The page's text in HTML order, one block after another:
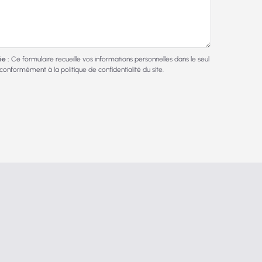
: Ce formulaire recueille vos informations personnelles dans le seul
à la politique de confidentialité du site.